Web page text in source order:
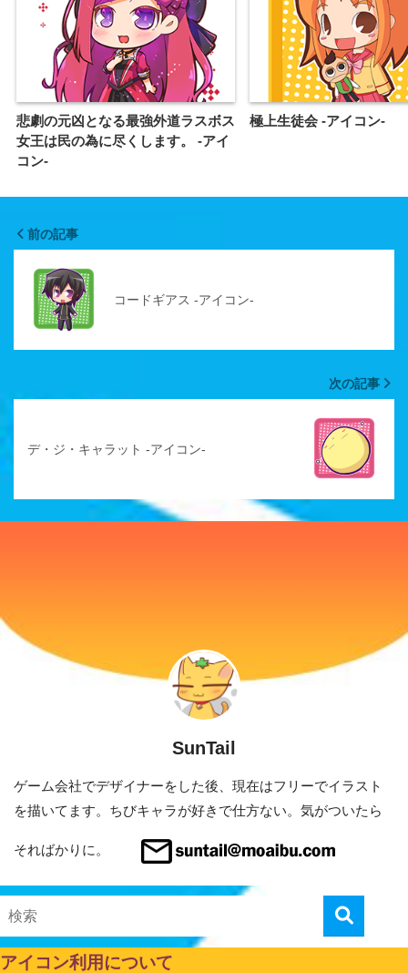
悲劇の元凶となる最強外道ラスボス
女王は民の為に尽くします。 -アイ
コン-
極上生徒会 -アイコン-
前の記事
コードギアス -アイコン-
次の記事
デ・ジ・キャラット -アイコン-
SunTail
ゲーム会社でデザイナーをした後、現在はフリーでイラスト
を描いてます。ちびキャラが好きで仕方ない。気がついたら
そればかりに。
アイコン利用について